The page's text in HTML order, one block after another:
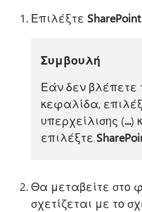
Επιλέξτε SharePoint
Συμβουλή
Εάν δεν βλέπετε
κεφαλίδα,
υπερχείλισης (...)
επιλέξτε
Θα μεταβείτε στο
σχετίζεται με το